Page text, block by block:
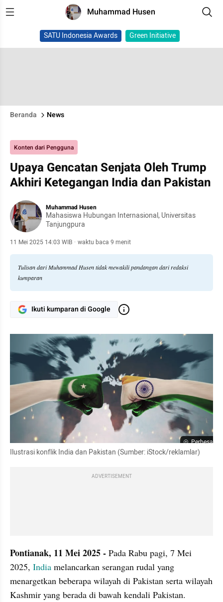
Muhammad Husen
SATU Indonesia Awards Green Initiative
Beranda News
Konten dari Pengguna
Upaya Gencatan Senjata Oleh Trump
Akhiri Ketegangan India dan Pakistan
Muhammad Husen
Mahasiswa Hubungan Internasional, Universitas
Tanjungpura
11 Mei 2025 14:03 WIB · waktu baca 9 menit
Tulisan dari Muhammad Husen tidak mewakili pandangan dari redaksi
kumparan
Ikuti kumparan di Google
Perbesar
Ilustrasi konflik India dan Pakistan (Sumber: iStock/reklamlar)
ADVERTISEMENT
Pontianak, 11 Mei 2025 - Pada Rabu pagi, 7 Mei
2025, India melancarkan serangan rudal yang
menargetkan beberapa wilayah di Pakistan serta wilayah
Kashmir yang berada di bawah kendali Pakistan.